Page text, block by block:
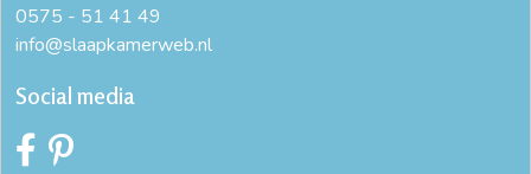
0575 - 51 41 49
info@slaapkamerweb.nl
Social media